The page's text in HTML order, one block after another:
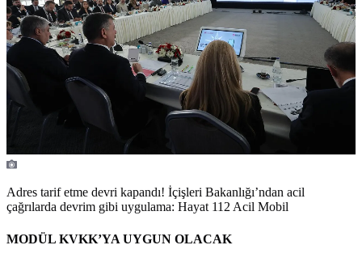
Adres tarif etme devri kapandı! İçişleri Bakanlığı’ndan acil
çağrılarda devrim gibi uygulama: Hayat 112 Acil Mobil
MODÜL KVKK’YA UYGUN OLACAK